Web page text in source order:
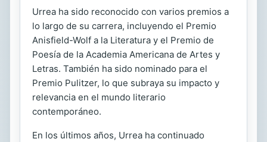
Urrea ha sido reconocido con varios premios a
lo largo de su carrera, incluyendo el Premio
Anisfield-Wolf a la Literatura y el Premio de
Poesía de la Academia Americana de Artes y
Letras. También ha sido nominado para el
Premio Pulitzer, lo que subraya su impacto y
relevancia en el mundo literario
contemporáneo.
En los últimos años, Urrea ha continuado